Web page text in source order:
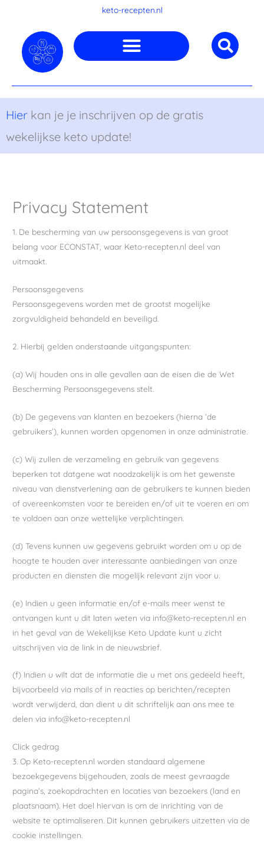
inhoud
keto-recepten.nl
Hier kan je je inschrijven op de gratis
wekelijkse keto update!
Privacy Statement
1. De bescherming van uw persoonsgegevens is van groot
belang voor ECONSTAT, waar Keto-recepten.nl deel van
uitmaakt.
Persoonsgegevens
Persoonsgegevens worden met de grootst mogelijke
zorgvuldigheid behandeld en beveiligd.
2. Hierbij gelden onderstaande uitgangspunten:
(a) Wij houden ons in alle gevallen aan de eisen die de Wet
Bescherming Persoonsgegevens stelt.
(b) De gegevens van klanten en bezoekers (hierna ‘de
gebruikers’), kunnen worden opgenomen in onze administratie.
(c) Wij zullen de verzameling en gebruik van gegevens
beperken tot datgene wat noodzakelijk is om het gewenste
niveau van dienstverlening aan de gebruikers te kunnen bieden
of overeenkomsten voor te bereiden en/of uit te voeren en om
te voldoen aan onze wettelijke verplichtingen.
(d) Tevens kunnen uw gegevens gebruikt worden om u op de
hoogte te houden over interessante aanbiedingen van onze
producten en diensten die mogelijk relevant zijn voor u.
(e) Indien u geen informatie en/of e-mails meer wenst te
ontvangen kunt u dit laten weten via info@keto-recepten.nl en
in het geval van de Wekelijkse Keto Update kunt u zicht
uitschrijven via de link in de nieuwsbrief.
(f) Indien u wilt dat de informatie die u met ons gedeeld heeft,
bijvoorbeeld via mails of in reacties op berichten/recepten
wordt verwijderd, dan dient u dit schriftelijk aan ons mee te
delen via info@keto-recepten.nl
Click gedrag
3. Op Keto-recepten.nl worden standaard algemene
bezoekgegevens bijgehouden, zoals de meest gevraagde
pagina’s, zoekopdrachten en locaties van bezoekers (land en
plaatsnaam). Het doel hiervan is om de inrichting van de
website te optimaliseren. Dit kunnen gebruikers uitzetten via de
cookie instellingen.